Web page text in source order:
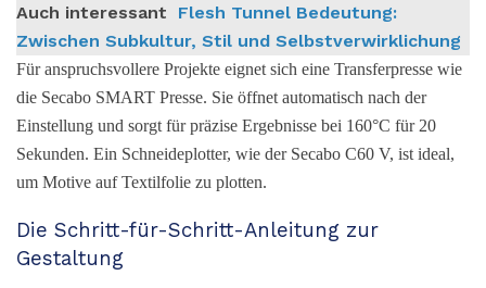
Auch interessant
Flesh Tunnel Bedeutung:
Zwischen Subkultur, Stil und Selbstverwirklichung
Für anspruchsvollere Projekte eignet sich eine Transferpresse wie
die Secabo SMART Presse. Sie öffnet automatisch nach der
Einstellung und sorgt für präzise Ergebnisse bei 160°C für 20
Sekunden. Ein Schneideplotter, wie der Secabo C60 V, ist ideal,
um Motive auf Textilfolie zu plotten.
Die Schritt-für-Schritt-Anleitung zur
Gestaltung